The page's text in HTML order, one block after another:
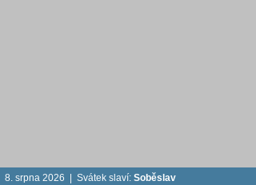
8. srpna 2026 | Svátek slaví: Soběslav